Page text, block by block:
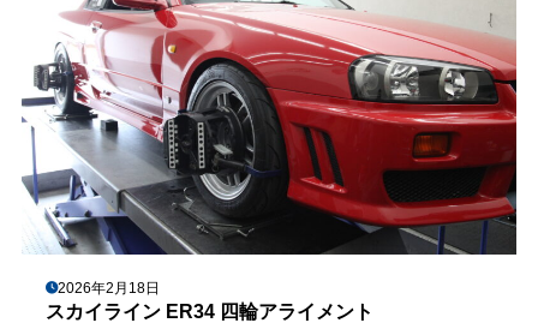
2026年2月18日
スカイライン ER34 四輪アライメント